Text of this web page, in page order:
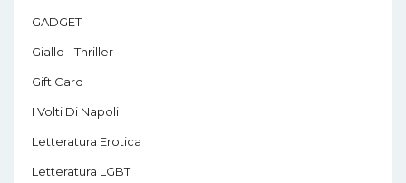
GADGET
Giallo - Thriller
Gift Card
I Volti Di Napoli
Letteratura Erotica
Letteratura LGBT